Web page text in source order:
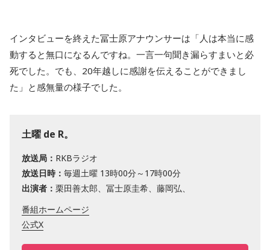
インタビューを終えた冨士原アナウンサーは「人は本当に感
動すると無口になるんですね。一言一句聞き漏らすまいと必
死でした。でも、20年越しに感謝を伝えることができまし
た」と感無量の様子でした。
土曜 de R。
放送局： RKBラジオ
放送日時： 毎週土曜 13時00分～17時00分
出演者： 栗田善太郎、冨士原圭希、藤岡弘、
番組ホームページ
公式X